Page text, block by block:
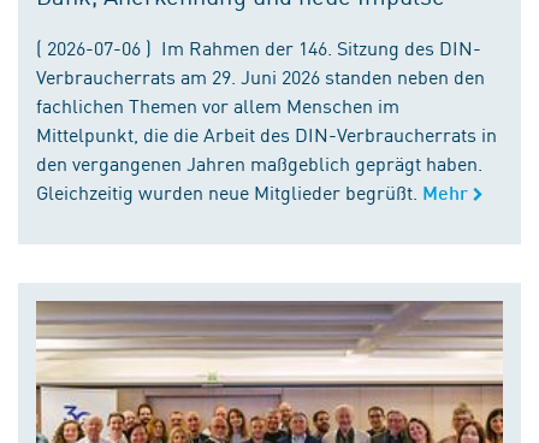
( 2026-07-06 ) Im Rahmen der 146. Sitzung des DIN-
Verbraucherrats am 29. Juni 2026 standen neben den
fachlichen Themen vor allem Menschen im
Mittelpunkt, die die Arbeit des DIN-Verbraucherrats in
den vergangenen Jahren maßgeblich geprägt haben.
Gleichzeitig wurden neue Mitglieder begrüßt. Mehr